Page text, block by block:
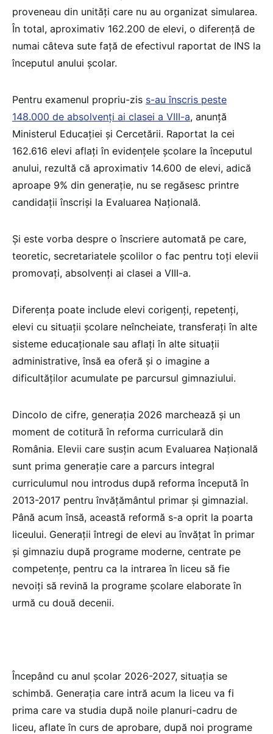
proveneau din unități care nu au organizat simularea.
În total, aproximativ 162.200 de elevi, o diferență de
numai câteva sute față de efectivul raportat de INS la
începutul anului școlar.
Pentru examenul propriu-zis s-au înscris peste
148.000 de absolvenți ai clasei a VIII-a, anunță
Ministerul Educației și Cercetării. Raportat la cei
162.616 elevi aflați în evidențele școlare la începutul
anului, rezultă că aproximativ 14.600 de elevi, adică
aproape 9% din generație, nu se regăsesc printre
candidații înscriși la Evaluarea Națională.
Și este vorba despre o înscriere automată pe care,
teoretic, secretariatele școlilor o fac pentru toți elevii
promovați, absolvenți ai clasei a VIII-a.
Diferența poate include elevi corigenți, repetenți,
elevi cu situații școlare neîncheiate, transferați în alte
sisteme educaționale sau aflați în alte situații
administrative, însă ea oferă și o imagine a
dificultăților acumulate pe parcursul gimnaziului.
Dincolo de cifre, generația 2026 marchează și un
moment de cotitură în reforma curriculară din
România. Elevii care susțin acum Evaluarea Națională
sunt prima generație care a parcurs integral
curriculumul nou introdus după reforma începută în
2013-2017 pentru învățământul primar și gimnazial.
Până acum însă, această reformă s-a oprit la poarta
liceului. Generații întregi de elevi au învățat în primar
și gimnaziu după programe moderne, centrate pe
competențe, pentru ca la intrarea în liceu să fie
nevoiți să revină la programe școlare elaborate în
urmă cu două decenii.
Începând cu anul școlar 2026-2027, situația se
schimbă. Generația care intră acum la liceu va fi
prima care va studia după noile planuri-cadru de
liceu, aflate în curs de aprobare, după noi programe